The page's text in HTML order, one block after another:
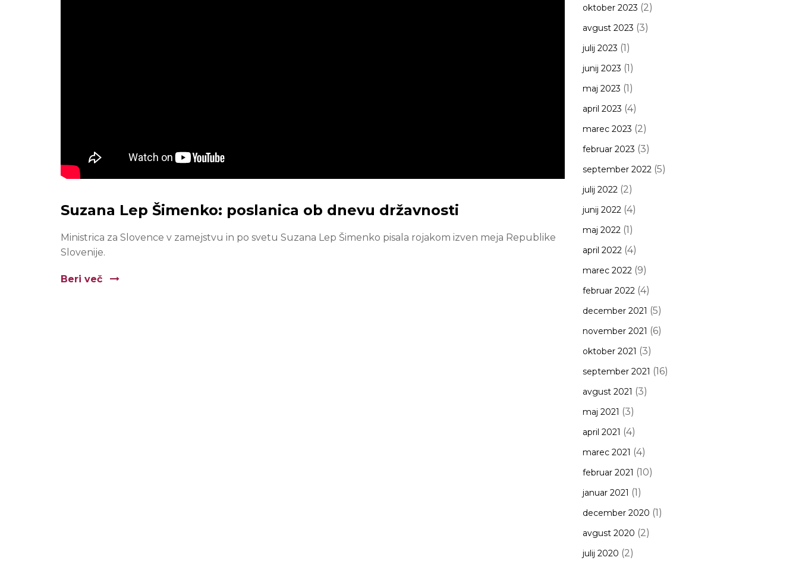
Suzana Lep Šimenko: poslanica ob dnevu državnosti
Ministrica za Slovence v zamejstvu in po svetu Suzana Lep Šimenko pisala rojakom izven meja Republike
Slovenije.
Beri več
oktober 2023 (2)
avgust 2023 (3)
julij 2023 (1)
junij 2023 (1)
maj 2023 (1)
april 2023 (4)
marec 2023 (2)
februar 2023 (3)
september 2022(5)
julij 2022(2)
junij 2022(4)
maj 2022(1)
april 2022(4)
marec 2022(9)
februar 2022(4)
december 2021 (5)
november 2021 (6)
oktober 2021 (3)
september 2021 (16)
avgust 2021 (3)
maj 2021 (3)
april 2021 (4)
marec 2021 (4)
februar 2021 (10)
januar 2021 (1)
december 2020 (1)
avgust 2020 (2)
julij 2020 (2)